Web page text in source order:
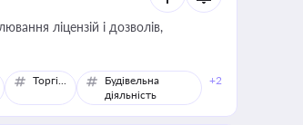
ліцензій і дозволів,
Торгівля
Будівельна
діяльність
+2